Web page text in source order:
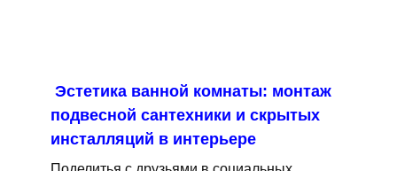
Эстетика ванной комнаты: монтаж
подвесной сантехники и скрытых
инсталляций в интерьере